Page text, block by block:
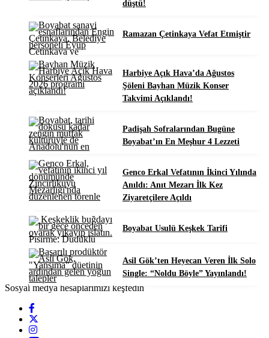
düştü!
Ramazan Çetinkaya Vefat Etmiştir
Harbiye Açık Hava’da Ağustos
Şöleni Bayhan Müzik Konser
Takvimi Açıklandı!
Padişah Sofralarından Bugüne
Boyabat’ın En Meşhur 4 Lezzeti
Genco Erkal Vefatının İkinci Yılında
Anıldı: Anıt Mezarı İlk Kez
Ziyaretçilere Açıldı
Boyabat Usulü Keşkek Tarifi
Asil Gök’ten Heyecan Veren İlk Solo
Single: “Noldu Böyle” Yayınlandı!
Sosyal medya hesaplarımızı keşfedin